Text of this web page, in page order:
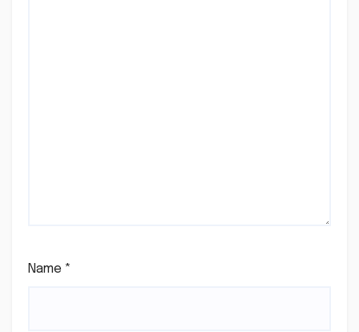
Name *